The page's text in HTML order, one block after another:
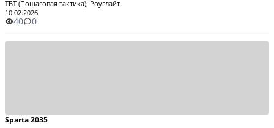
TBT (Пошаговая тактика), Роуглайт
10.02.2026
40 0
Sparta 2035